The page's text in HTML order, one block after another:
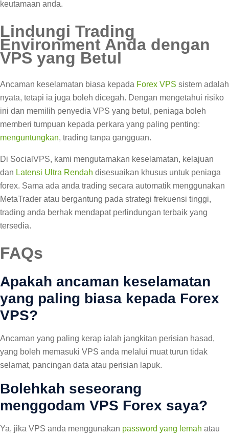
keutamaan anda.
Lindungi Trading
Environment Anda dengan
VPS yang Betul
Ancaman keselamatan biasa kepada Forex VPS sistem adalah
nyata, tetapi ia juga boleh dicegah. Dengan mengetahui risiko
ini dan memilih penyedia VPS yang betul, peniaga boleh
memberi tumpuan kepada perkara yang paling penting:
menguntungkan, trading tanpa gangguan.
Di SocialVPS, kami mengutamakan keselamatan, kelajuan
dan Latensi Ultra Rendah disesuaikan khusus untuk peniaga
forex. Sama ada anda trading secara automatik menggunakan
MetaTrader atau bergantung pada strategi frekuensi tinggi,
trading anda berhak mendapat perlindungan terbaik yang
tersedia.
FAQs
Apakah ancaman keselamatan
yang paling biasa kepada Forex
VPS?
Ancaman yang paling kerap ialah jangkitan perisian hasad,
yang boleh memasuki VPS anda melalui muat turun tidak
selamat, pancingan data atau perisian lapuk.
Bolehkah seseorang
menggodam VPS Forex saya?
Ya, jika VPS anda menggunakan password yang lemah atau